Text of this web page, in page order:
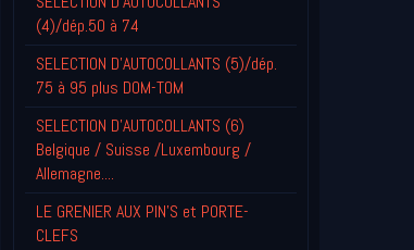
(4)/dép.50 à 74
SELECTION D'AUTOCOLLANTS (5)/dép.
75 à 95 plus DOM-TOM
SELECTION D'AUTOCOLLANTS (6)
Belgique / Suisse /Luxembourg /
Allemagne....
LE GRENIER AUX PIN'S et PORTE-
CLEFS